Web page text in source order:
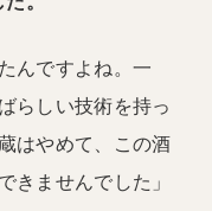
んですよね。一
らしい技術を持っ
はやめて、この酒
きませんでした」